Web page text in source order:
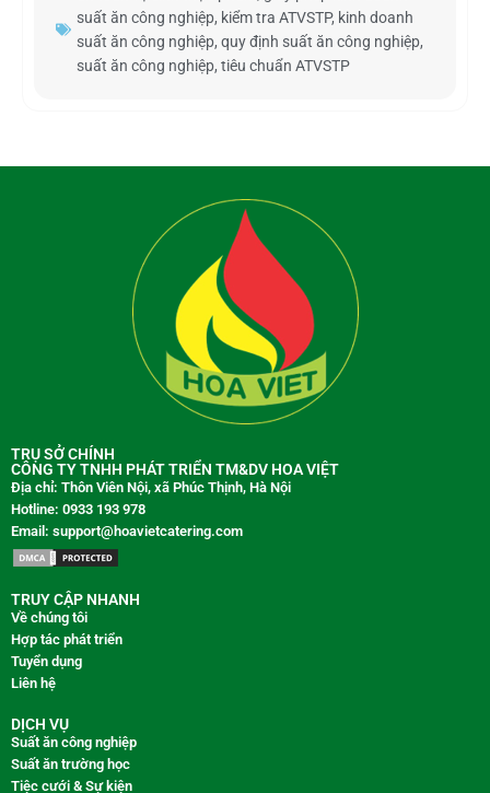
suất ăn công nghiệp, kiểm tra ATVSTP, kinh doanh
suất ăn công nghiệp, quy định suất ăn công nghiệp,
suất ăn công nghiệp, tiêu chuẩn ATVSTP
TRỤ SỞ CHÍNH
CÔNG TY TNHH PHÁT TRIỂN TM&DV HOA VIỆT
Địa chỉ: Thôn Viên Nội, xã Phúc Thịnh, Hà Nội
Hotline: 0933 193 978
Email: support@hoavietcatering.com
TRUY CẬP NHANH
Về chúng tôi
Hợp tác phát triển
Tuyển dụng
Liên hệ
DỊCH VỤ
Suất ăn công nghiệp
Suất ăn trường học
Tiệc cưới & Sự kiện